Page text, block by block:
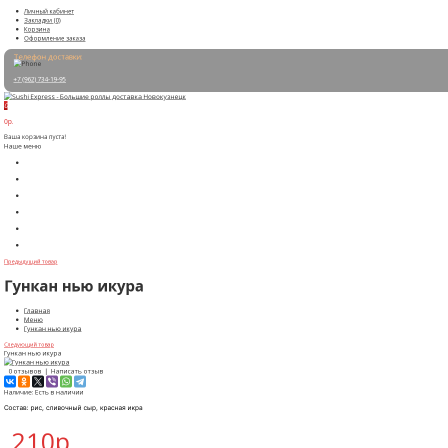
Личный кабинет
Закладки (0)
Корзина
Оформление заказа
Телефон доставки:
+7 (962) 734-19-95
0
0р.
Ваша корзина пуста!
Наше меню
Предыдущий товар
Гункан нью икура
Главная
Меню
Гункан нью икура
Следующий товар
Гункан нью икура
0 отзывов | Написать отзыв
Наличие: Есть в наличии
Состав: рис, сливочный сыр, красная икра